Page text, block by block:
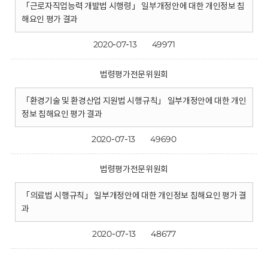
「근로자직업능력 개발법 시행령」 일부개정안에 대한 개인정보 침
해요인 평가 결과
2020-07-13 49971
법령평가전문위원회
「환경기술 및 환경산업 지원법 시행규칙」 일부개정안에 대한 개인
정보 침해요인 평가 결과
2020-07-13 49690
법령평가전문위원회
「의료법 시행규칙」 일부개정안에 대한 개인정보 침해요인 평가 결
과
2020-07-13 48677